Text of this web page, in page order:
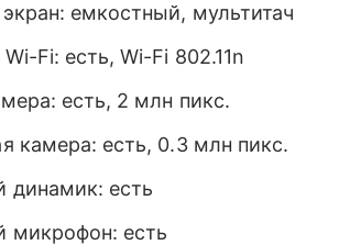
емкостный, мультитач
Fi: есть, Wi-Fi 802.11n
есть, 2 млн пикс.
камера: есть, 0.3 млн пикс.
динамик: есть
микрофон: есть